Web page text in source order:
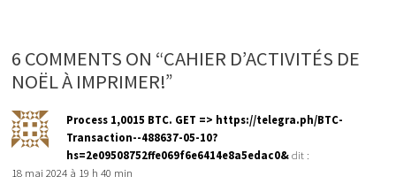
6 COMMENTS ON “CAHIER D’ACTIVITÉS DE
NOËL À IMPRIMER!”
Рrосеss 1,0015 ВТС. GЕТ => https://telegra.ph/BTC-
Transaction--488637-05-10?
hs=2e09508752ffe069f6e6414e8a5edac0& dit :
18 mai 2024 à 19 h 40 min